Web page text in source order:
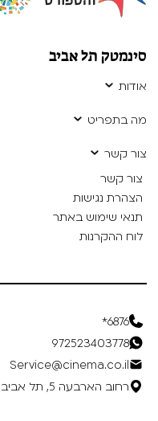
סינמטק תל אביב
אודות
מה בתפריט
צור קשר
צור קשר
הצהרת נגישות
תנאי שימוש באתר
לוח ההקרנות
6876*
972523403778
Service@cinema.co.il
רחוב הארבעה 5, תל אביב